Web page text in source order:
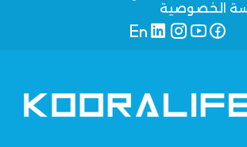
الخصوصية